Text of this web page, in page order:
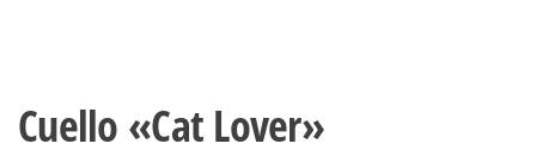
Cuello «Cat Lover»